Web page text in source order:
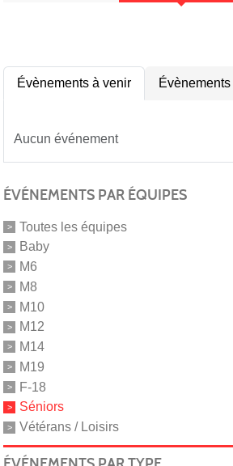
Évènements à venir
Aucun événement
ÉVÉNEMENTS PAR ÉQUIPES
Toutes les équipes
Baby
M6
M8
M10
M12
M14
M19
F-18
Séniors
Vétérans / Loisirs